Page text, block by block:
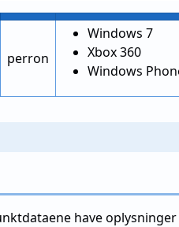
perron
Windows 7
Xbox 360
Windows
have